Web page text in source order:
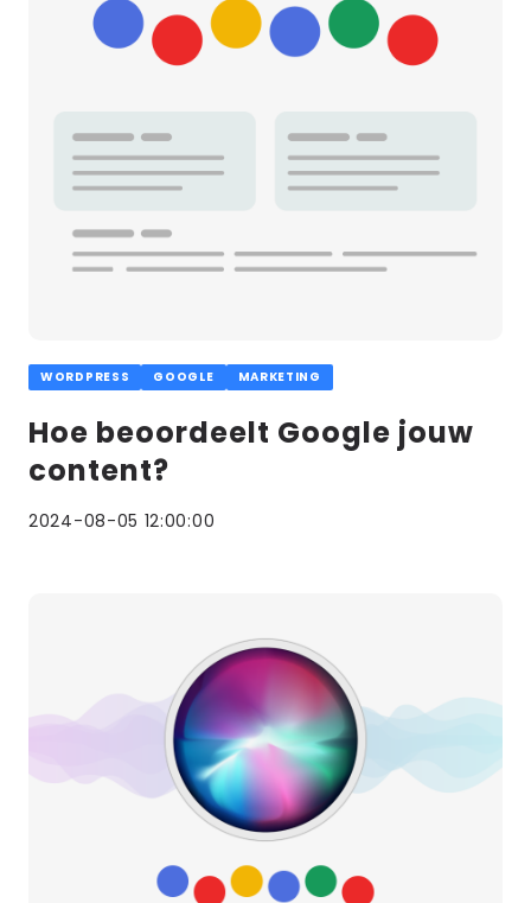
WORDPRESS GOOGLE MARKETING
Hoe beoordeelt Google jouw
content?
2024-08-05 12:00:00